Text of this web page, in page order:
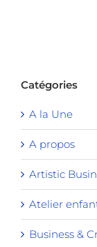
Catégories
A la Une
A propos
Artistic
Atelier
Business &